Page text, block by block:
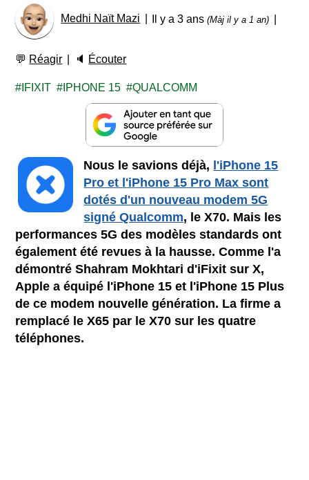
Medhi Naït Mazi Il y a 3 ans(Màj il y a 1 an)
💬 Réagir 🔈 Écouter
IFIXIT IPHONE 15 QUALCOMM
Nous le savions déjà, l'iPhone 15
Pro et l'iPhone 15 Pro Max sont
dotés d'un nouveau modem 5G
signé Qualcomm, le X70. Mais les
performances 5G des modèles standards ont
également été revues à la hausse. Comme l'a
démontré Shahram Mokhtari d'iFixit sur X,
Apple a équipé l'iPhone 15 et l'iPhone 15 Plus
de ce modem nouvelle génération. La firme a
remplacé le X65 par le X70 sur les quatre
téléphones.